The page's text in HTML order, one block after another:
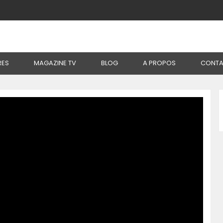
MAGAZINE TV BLOG A PROPOS
Du Lait De Soja « Made In Bénin »